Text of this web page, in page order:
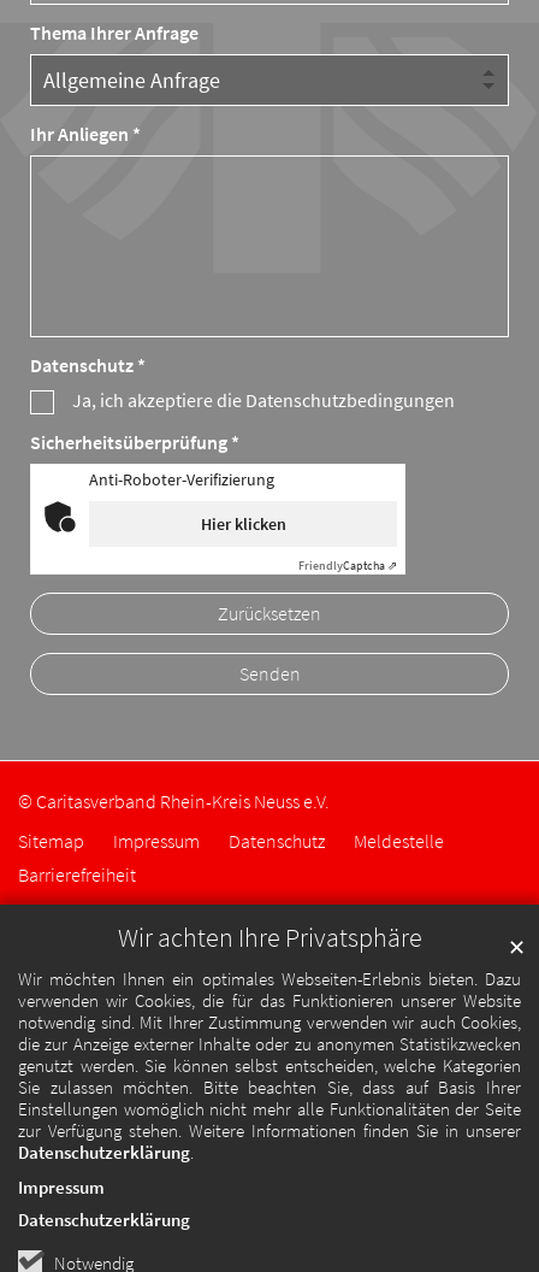
Wir achten Ihre Privatsphäre
Wir möchten Ihnen ein optimales Webseiten-Erlebnis bieten. Dazu
verwenden wir Cookies, die für das Funktionieren unserer Website
notwendig sind. Mit Ihrer Zustimmung verwenden wir auch Cookies,
die zur Anzeige externer Inhalte oder zu anonymen Statistikzwecken
genutzt werden. Sie können selbst entscheiden, welche Kategorien
Sie zulassen möchten. Bitte beachten Sie, dass auf Basis Ihrer
Einstellungen womöglich nicht mehr alle Funktionalitäten der Seite
zur Verfügung stehen. Weitere Informationen finden Sie in unserer
Datenschutzerklärung.
Notwendig
✕
Impressum
Datenschutzerklärung
Thema Ihrer Anfrage
Ihr Anliegen *
Datenschutz *
Ja, ich akzeptiere die Datenschutzbedingungen
Sicherheitsüberprüfung *
Anti-Roboter-Verifizierung
Hier klicken
FriendlyCaptcha ⇗
Zurücksetzen
© Caritasverband Rhein-Kreis Neuss e.V.
Sitemap
Impressum Datenschutz
Meldestelle
Barrierefreiheit